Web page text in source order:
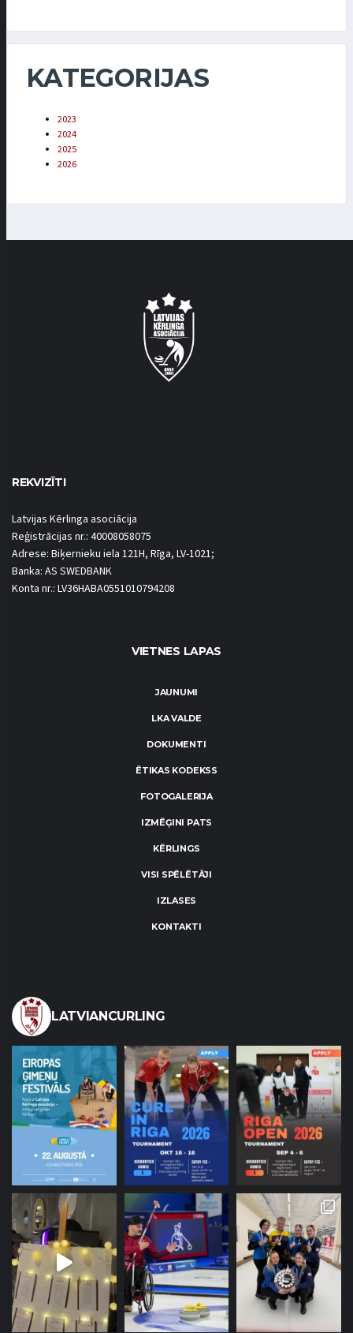
KATEGORIJAS
2023
2024
2025
2026
REKVIZĪTI
Latvijas Kērlinga asociācija
Reģistrācijas nr.: 40008058075
Adrese: Biķernieku iela 121H, Rīga, LV-1021;
Banka: AS SWEDBANK
Konta nr.: LV36HABA0551010794208
VIETNES LAPAS
JAUNUMI
LKA VALDE
DOKUMENTI
ĒTIKAS KODEKSS
FOTOGALERIJA
IZMĒĢINI PATS
KĒRLINGS
VISI SPĒLĒTĀJI
IZLASES
KONTAKTI
LATVIANCURLING